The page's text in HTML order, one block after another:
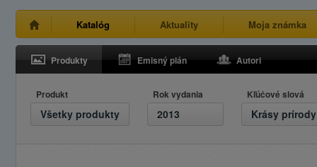
Katalóg Aktuality Moja známka
Produkty Emisný plán Autori
Produkt
Všetky produkty
Rok vydania
2013
Kľúčové slová
Krásy prírody